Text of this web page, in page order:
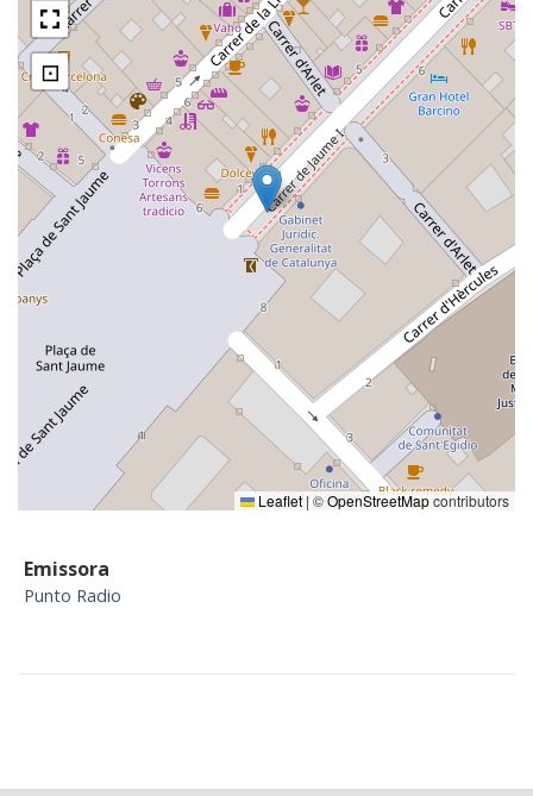
⊡
Leaflet|©OpenStreetMapcontributors
Emissora
Punto Radio